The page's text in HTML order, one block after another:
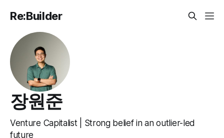
Re:Builder
장원준
Venture Capitalist | Strong belief in an outlier-led
future